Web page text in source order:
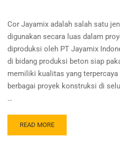
Cor Jayamix adalah salah satu
digunakan secara luas dalam
diproduksi oleh PT Jayamix
di bidang produksi beton siap
memiliki kualitas yang
berbagai proyek konstruksi di
…
READ MORE